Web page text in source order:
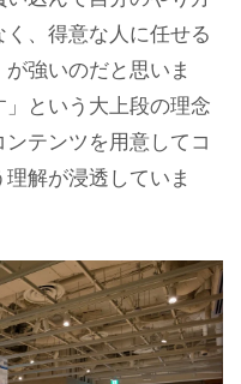
、得意な人に任せる
強いのだと思いま
という大上段の理念
テンツを用意してコ
解が浸透していま